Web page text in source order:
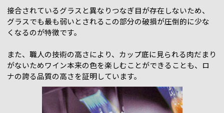
接合されているグラスと異なりつなぎ目が存在しないため、
グラスでも最も弱いとされるこの部分の破損が圧倒的に少な
くなるのが特徴です。
また、職人の技術の高さにより、カップ底に見られる肉だまり
がないためワイン本来の色を楽しむことができることも、ロ
ナの誇る品質の高さを証明しています。